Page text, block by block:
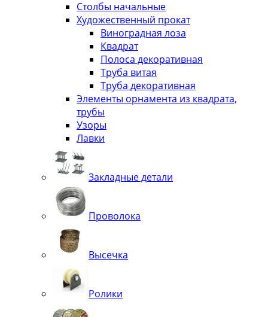
Столбы начальные
Художественный прокат
Виноградная лоза
Квадрат
Полоса декоративная
Труба витая
Труба декоративная
Элементы орнамента из квадрата,
трубы
Узоры
Лавки
Закладные детали
Проволока
Высечка
Ролики